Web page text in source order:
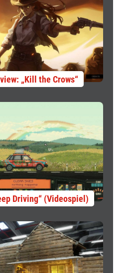
„Kill the Crows“
Driving“ (Videospiel)